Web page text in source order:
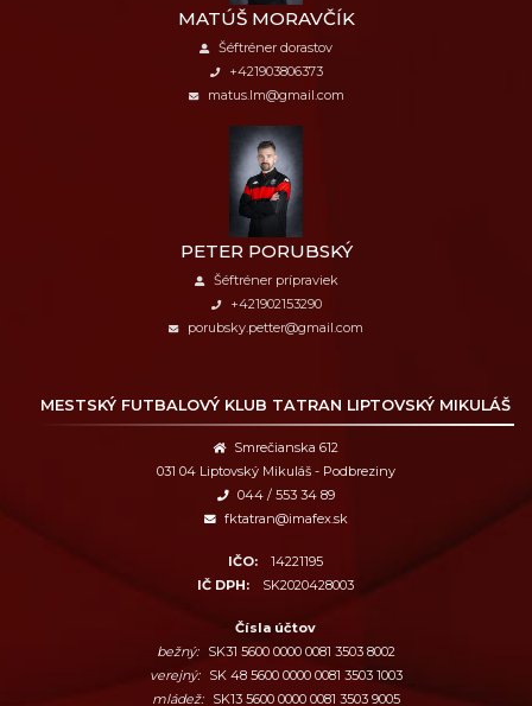
MATÚŠ MORAVČÍK
Šéftréner dorastov
+421903806373
matus.lm@gmail.com
PETER PORUBSKÝ
Šéftréner prípraviek
+421902153290
porubsky.petter@gmail.com
MESTSKÝ FUTBALOVÝ KLUB TATRAN LIPTOVSKÝ MIKULÁŠ
Smrečianska 612
031 04 Liptovský Mikuláš - Podbreziny
044 / 553 34 89
fktatran@imafex.sk
IČO:
14221195
IČ DPH:
SK2020428003
Čísla účtov
bežný:
SK31 5600 0000 0081 3503 8002
verejný:
SK 48 5600 0000 0081 3503 1003
mládež:
SK13 5600 0000 0081 3503 9005